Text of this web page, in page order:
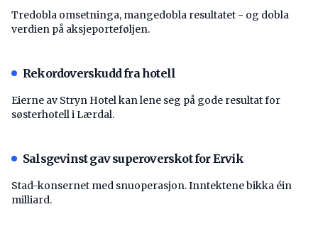
Tredobla omsetninga, mangedobla resultatet - og dobla
verdien på aksjeporteføljen.
Rekordoverskudd fra hotell
Eierne av Stryn Hotel kan lene seg på gode resultat for
søsterhotell i Lærdal.
Salsgevinst gav superoverskot for Ervik
Stad-konsernet med snuoperasjon. Inntektene bikka éin
milliard.